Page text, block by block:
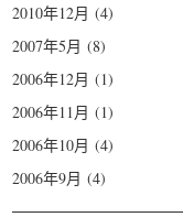
2010年12月 (4)
2007年5月 (8)
2006年12月 (1)
2006年11月 (1)
2006年10月 (4)
2006年9月 (4)